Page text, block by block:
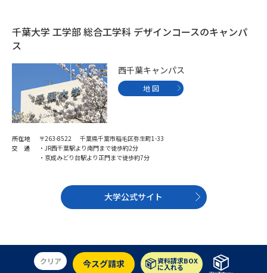
千葉大学 工学部 総合工学科 デザインコースのキャンパ
ス
西千葉キャンパス
地 図
所在地
〒263-8522 千葉県千葉市稲毛区弥生町1-33
交 通
・JR西千葉駅より南門まで徒歩約2分
・京成みどり台駅より正門まで徒歩約7分
大学公式サイト
クリア 今スグ請求 資料請求BOX
に入れる